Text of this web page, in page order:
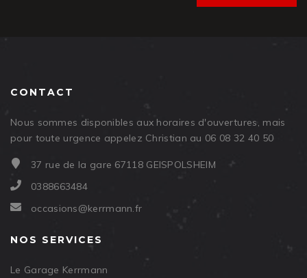
CONTACT
Nous sommes disponibles aux horaires d'ouvertures, mais
pour toute urgence appelez Christian au 06 08 32 40 50
37 rue de la gare 67118 GEISPOLSHEIM
0388663484
occasions@kerrmann.fr
NOS SERVICES
Le Garage Kerrmann